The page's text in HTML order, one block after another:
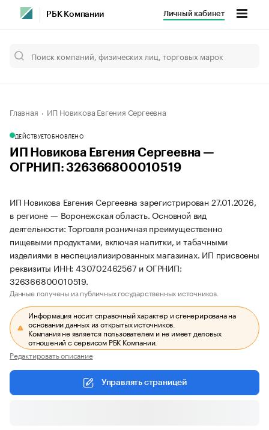
РБК Компании Личный кабинет
Главная ИП Новикова Евгения Сергеевна
ДЕЙСТВУЕТОБНОВЛЕНО
ИП Новикова Евгения Сергеевна —
ОГРНИП: 326366800010519
ИП Новикова Евгения Сергеевна зарегистрирован 27.01.2026,
в регионе — Воронежская область. Основной вид
деятельности: Торговля розничная преимущественно
пищевыми продуктами, включая напитки, и табачными
изделиями в неспециализированных магазинах. ИП присвоены
реквизиты ИНН: 430702462567 и ОГРНИП:
326366800010519.
Данные получены из публичных государственных источников.
Информация носит справочный характер и сгенерирована на
основании данных из открытых источников.
Компания не является пользователем и не имеет деловых
отношений с сервисом РБК Компании.
Редактировать описание
Управлять страницей